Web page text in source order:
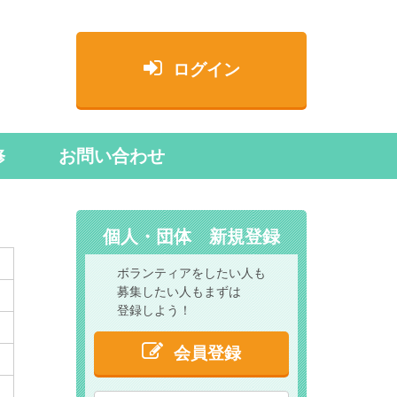
ログイン
お問い合わせ
個人・団体 新規登録
ボランティアをしたい人も
募集したい人もまずは
登録しよう！
会員登録